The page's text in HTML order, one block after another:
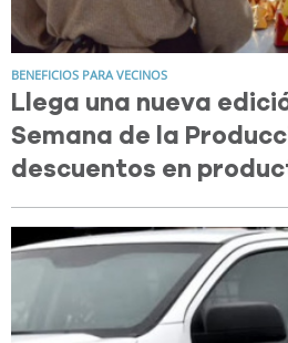
BENEFICIOS PARA VECINOS
Llega una nueva
Semana de la
descuentos en